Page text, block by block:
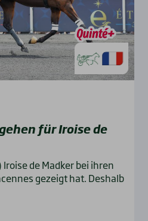
für Iroi­se de
de Madker bei ihren
gezeigt hat. Deshalb